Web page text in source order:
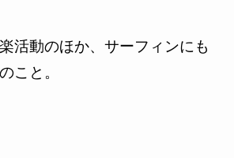
活動のほか、サーフィンにも
こと。